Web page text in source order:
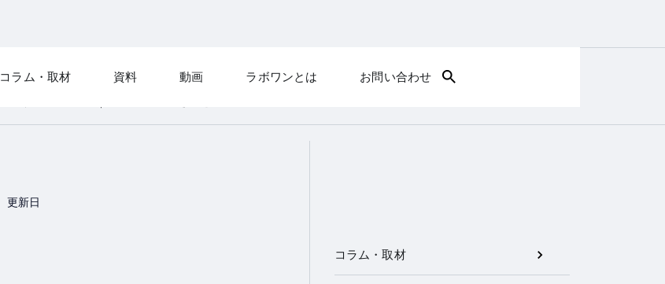
コラム・取材 資料 動画 ラボワンとは お問い合わせ
更新日
コラム・取材